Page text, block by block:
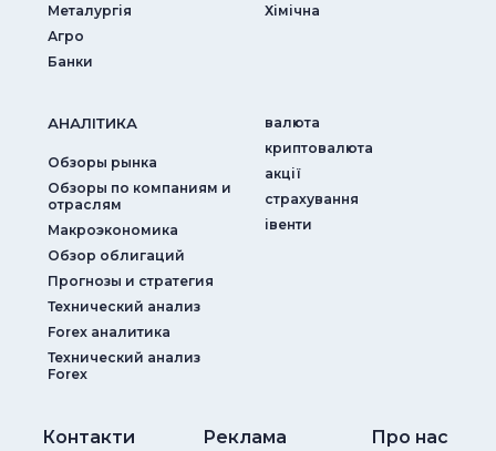
Металургія
Агро
Банки
Хімічна
АНАЛIТИКА
Обзоры рынка
Обзоры по компаниям и
отраслям
Макроэкономика
Обзор облигаций
Прогнозы и стратегия
Технический анализ
Forex аналитика
Технический анализ
Forex
валюта
криптовалюта
акції
страхування
iвенти
Контакти Реклама Про нас